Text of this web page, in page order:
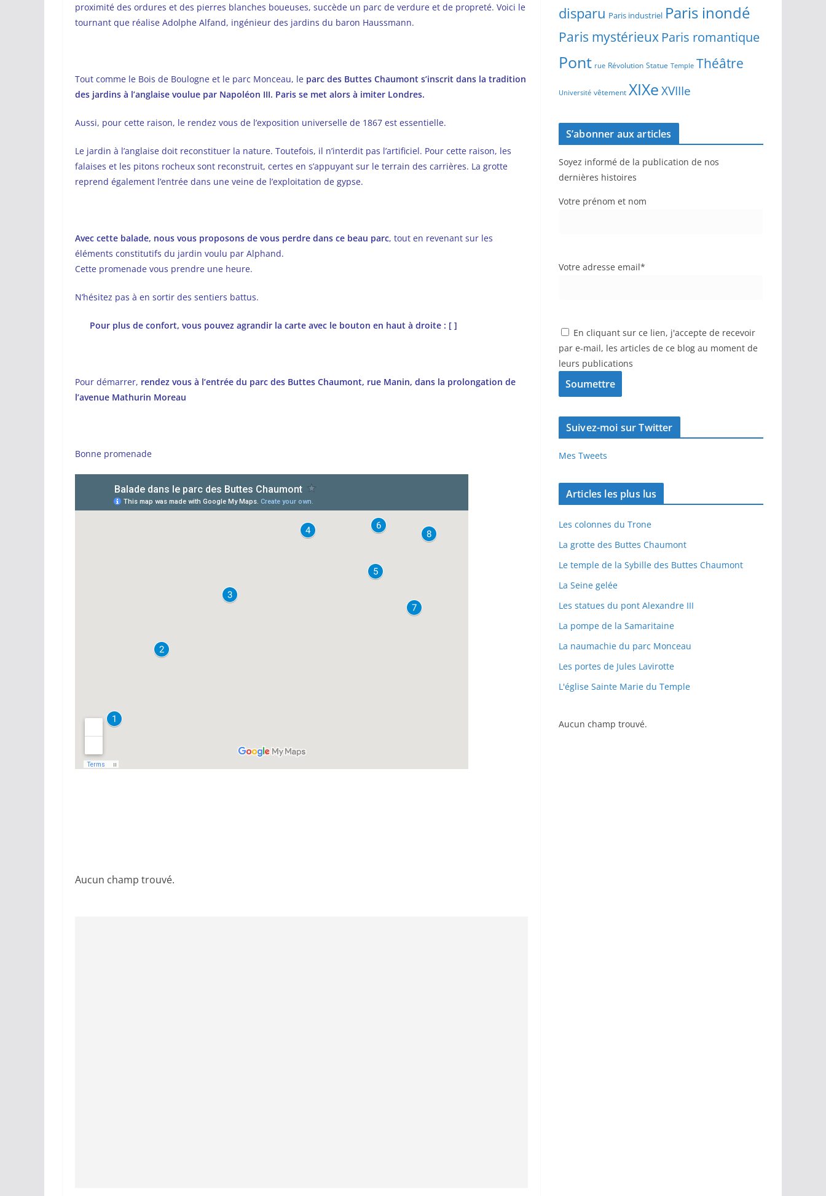
proximité des ordures et des pierres blanches boueuses, succède un parc de verdure et de propreté. Voici le
tournant que réalise Adolphe Alfand, ingénieur des jardins du baron Haussmann.
Tout comme le Bois de Boulogne et le parc Monceau, le parc des Buttes Chaumont s’inscrit dans la tradition
des jardins à l’anglaise voulue par Napoléon III. Paris se met alors à imiter Londres.
Aussi, pour cette raison, le rendez vous de l’exposition universelle de 1867 est essentielle.
Le jardin à l’anglaise doit reconstituer la nature. Toutefois, il n’interdit pas l’artificiel. Pour cette raison, les
falaises et les pitons rocheux sont reconstruit, certes en s’appuyant sur le terrain des carrières. La grotte
reprend également l’entrée dans une veine de l’exploitation de gypse.
Avec cette balade, nous vous proposons de vous perdre dans ce beau parc, tout en revenant sur les
éléments constitutifs du jardin voulu par Alphand.
Cette promenade vous prendre une heure.
N’hésitez pas à en sortir des sentiers battus.
Pour plus de confort, vous pouvez agrandir la carte avec le bouton en haut à droite : [ ]
Pour démarrer, rendez vous à l’entrée du parc des Buttes Chaumont, rue Manin, dans la prolongation de
l’avenue Mathurin Moreau
Bonne promenade
Aucun champ trouvé.
disparu Paris industriel Paris inondé
Paris mystérieux Paris romantique
Pont rue Révolution Statue Temple Théâtre
Université vêtement XIXeXVIIIe
S’abonner aux articles
Soyez informé de la publication de nos
dernières histoires
Votre prénom et nom
Votre adresse email*
En cliquant sur ce lien, j'accepte de recevoir
par e-mail, les articles de ce blog au moment de
leurs publications
Suivez-moi sur Twitter
Mes Tweets
Articles les plus lus
Les colonnes du Trone
La grotte des Buttes Chaumont
Le temple de la Sybille des Buttes Chaumont
La Seine gelée
Les statues du pont Alexandre III
La pompe de la Samaritaine
La naumachie du parc Monceau
Les portes de Jules Lavirotte
L'église Sainte Marie du Temple
Aucun champ trouvé.